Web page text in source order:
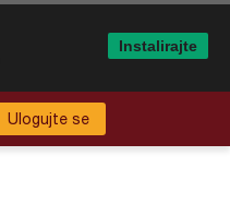
Ulogujte se
Instalirajte